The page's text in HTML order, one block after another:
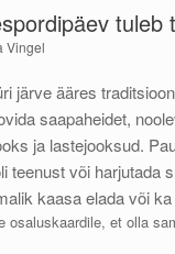
tuleb
Vingel
järve ääres
saapaheidet,
ja lastejooksud.
teenust või harjutada
kaasa elada või
osaluskaardile, et olla